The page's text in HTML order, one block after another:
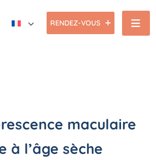
RENDEZ-VOUS
maculaire
à l’âge sèche